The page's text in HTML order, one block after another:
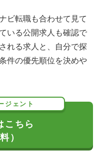
ビ転職も合わせて見て
いる公開求人も確認で
れる求人と、自分で探
件の優先順位を決めや
ジェント
こちら
）